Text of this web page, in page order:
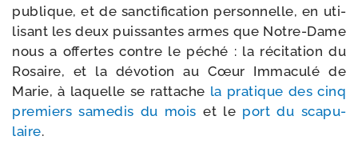
publique, et de sanc­ti­fi­ca­tion per­son­nelle, en uti­
li­sant les deux puis­santes armes que Notre-​Dame
nous a offertes contre le péché : la réci­ta­tion du
Rosaire, et la dévo­tion au Cœur Immaculé de
Marie, à laquelle se rat­tache la pra­tique des cinq
pre­miers same­dis du mois et le port du sca­pu­
laire.